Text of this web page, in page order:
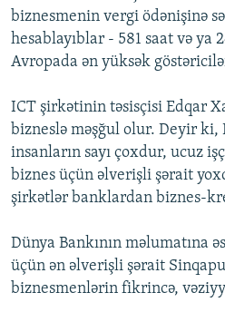
biznesmenin vergi ödənişinə
hesablayıblar - 581 saat və ya
Avropada ən yüksək
ICT şirkətinin təsisçisi Edqar
bizneslə məşğul olur. Deyir ki,
insanların sayı çoxdur, ucuz
biznes üçün əlverişli şərait
şirkətlər banklardan biznes-
Dünya Bankının məlumatına
üçün ən əlverişli şərait
biznesmenlərin fikrincə,